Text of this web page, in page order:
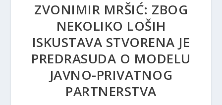
ZVONIMIR MRŠIĆ: ZBOG
NEKOLIKO LOŠIH
ISKUSTAVA STVORENA JE
PREDRASUDA O MODELU
JAVNO-PRIVATNOG
PARTNERSTVA